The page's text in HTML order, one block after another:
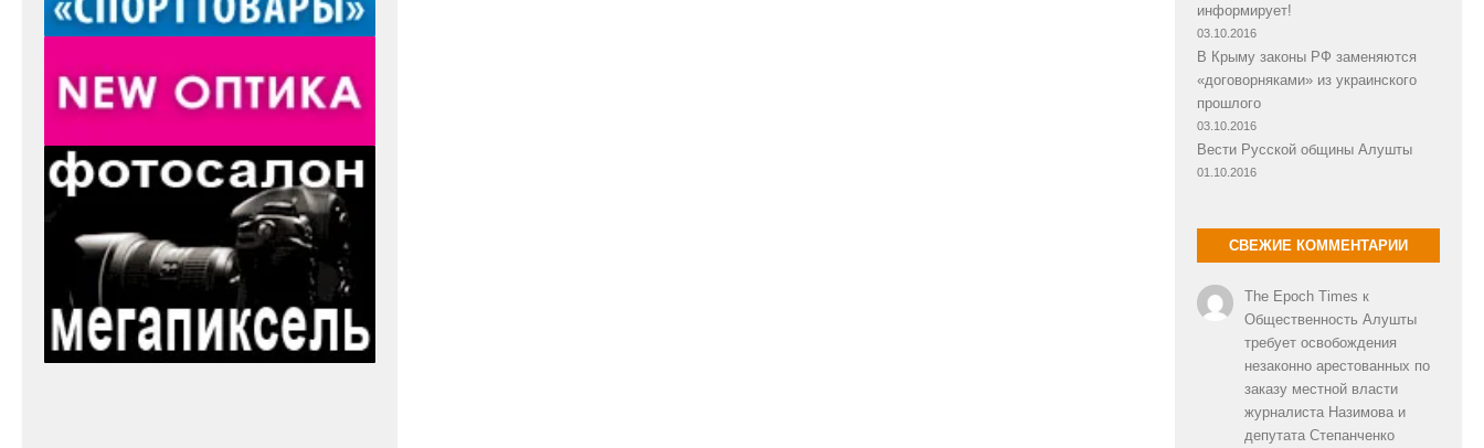
информирует!
03.10.2016
В Крыму законы РФ заменяются
«договорняками» из украинского
прошлого
03.10.2016
Вести Русской общины Алушты
01.10.2016
СВЕЖИЕ КОММЕНТАРИИ
The Epoch Times к
Общественность Алушты
требует освобождения
незаконно арестованных по
заказу местной власти
журналиста Назимова и
депутата Степанченко